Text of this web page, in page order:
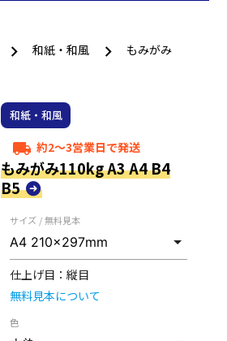
和紙・和風 もみがみ
和紙・和風
local_shipping 約2～3営業日で発送
もみがみ110kg A3 A4 B4
B5
サイズ / 無料見本
仕上げ目： 縦目
無料見本について
色